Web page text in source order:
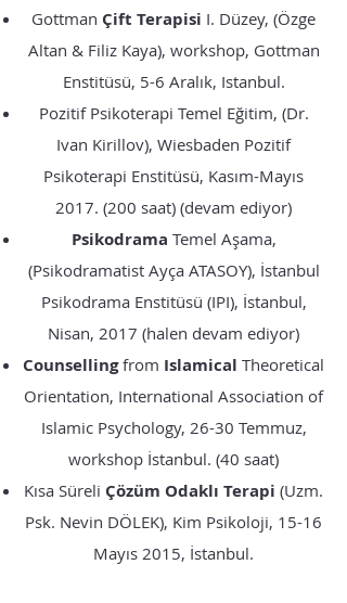
Gottman Çift Terapisi I. Düzey, (Özge
Altan & Filiz Kaya), workshop, Gottman
Enstitüsü, 5-6 Aralık, Istanbul.
Pozitif Psikoterapi Temel Eğitim, (Dr.
Ivan Kirillov), Wiesbaden Pozitif
Psikoterapi Enstitüsü, Kasım-Mayıs
2017. (200 saat) (devam ediyor)
Psikodrama Temel Aşama,
(Psikodramatist Ayça ATASOY), İstanbul
Psikodrama Enstitüsü (IPI), İstanbul,
Nisan, 2017 (halen devam ediyor)
Counsellingfrom Islamical Theoretical
Orientation, International Association of
Islamic Psychology, 26-30 Temmuz,
workshop İstanbul. (40 saat)
Kısa Süreli Çözüm Odaklı Terapi (Uzm.
Psk. Nevin DÖLEK), Kim Psikoloji, 15-16
Mayıs 2015, İstanbul.